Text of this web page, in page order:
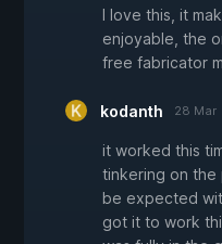
I love this, it
enjoyable, the
free fabricator
kodanth 28 Mar
it worked this
tinkering on
be expected
got it to work